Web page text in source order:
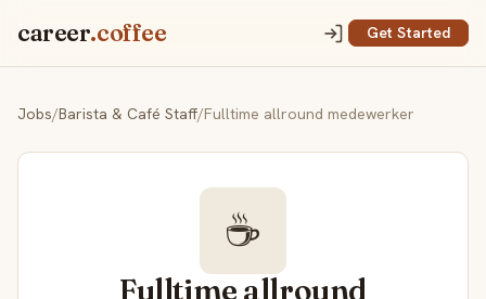
career.coffee Get Started
Jobs/Barista & Café Staff/Fulltime allround medewerker
☕
Fulltime allround